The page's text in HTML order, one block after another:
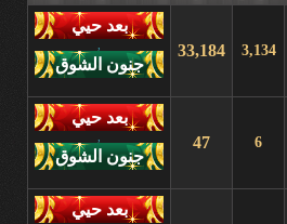
3,134
33,184
6
47